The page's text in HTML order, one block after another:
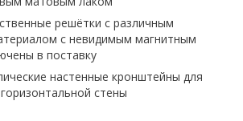
решётки с различным
с невидимым магнитным
в поставку
настенные кронштейны для
стены